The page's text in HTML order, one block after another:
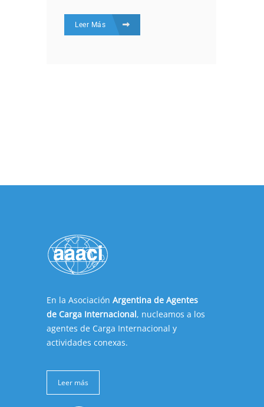
Leer Más
En la Asociación Argentina de Agentes
de Carga Internacional, nucleamos a los
agentes de Carga Internacional y
actividades conexas.
Leer más